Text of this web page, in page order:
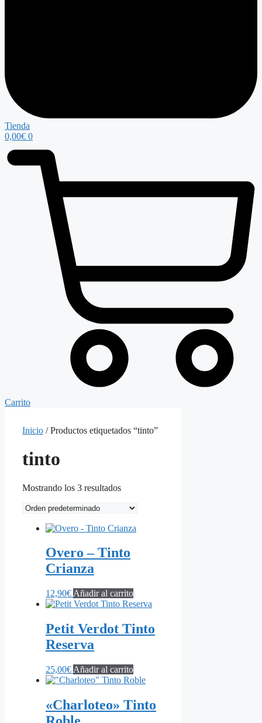
Tienda
0,00€ 0
Carrito
Inicio / Productos etiquetados “tinto”
tinto
Mostrando los 3 resultados
Overo – Tinto
Crianza
12,90€ Añadir al carrito
Petit Verdot Tinto
Reserva
25,00€ Añadir al carrito
«Charloteo» Tinto